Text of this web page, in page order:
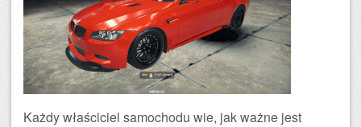
Każdy właściciel samochodu wie, jak ważne jest